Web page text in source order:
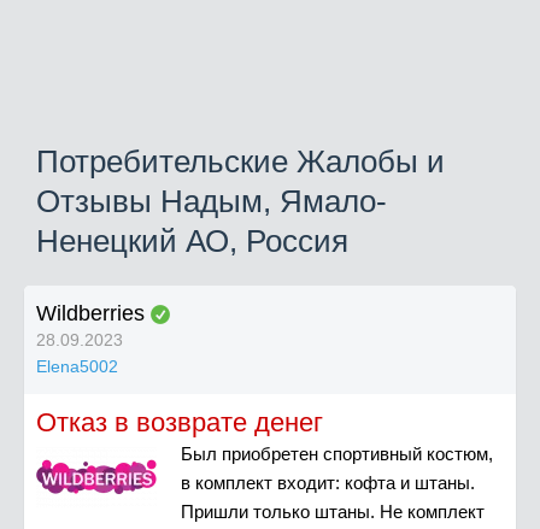
Потребительские Жалобы и
Отзывы Надым, Ямало-
Ненецкий АО, Россия
Wildberries
28.09.2023
Elena5002
Отказ в возврате денег
Был приобретен спортивный костюм,
в комплект входит: кофта и штаны.
Пришли только штаны. Не комплект